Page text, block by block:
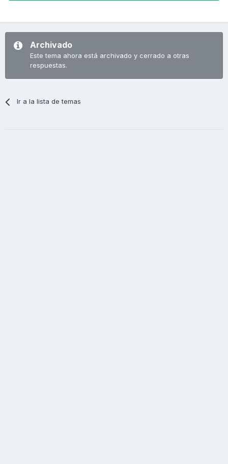
Archivado
Este tema ahora está archivado y cerrado a otras
respuestas.
Ir a la lista de temas